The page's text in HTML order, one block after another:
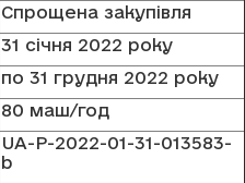
Спрощена закупівля
31 січня 2022 року
по 31 грудня 2022 року
80 маш/год
UA-P-2022-01-31-013583-
b